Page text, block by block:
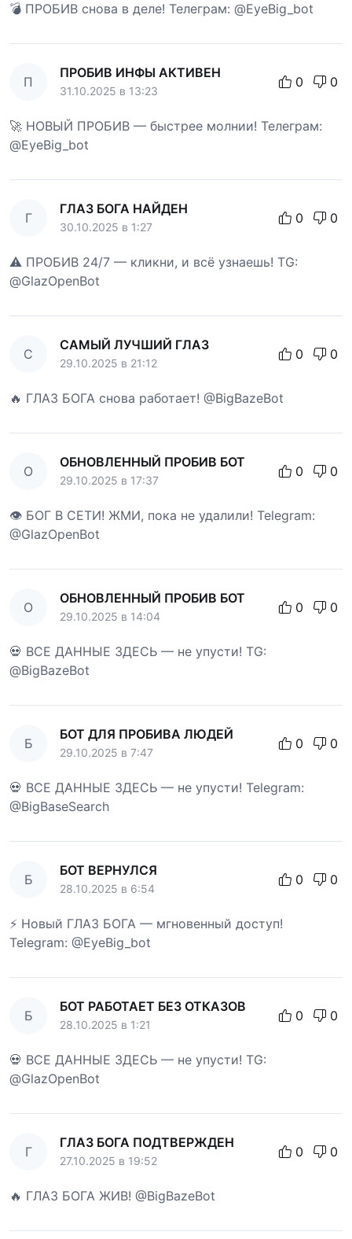
💣 ПРОБИВ снова в деле! Телеграм: @EyeBig_bot
П
ПРОБИВ ИНФЫ АКТИВЕН
31.10.2025 в 13:23
0 0
🚀 НОВЫЙ ПРОБИВ — быстрее молнии! Телеграм:
@EyeBig_bot
Г
ГЛАЗ БОГА НАЙДЕН
30.10.2025 в 1:27
0 0
⚠️ ПРОБИВ 24/7 — кликни, и всё узнаешь! TG:
@GlazOpenBot
С
САМЫЙ ЛУЧШИЙ ГЛАЗ
29.10.2025 в 21:12
0 0
🔥 ГЛАЗ БОГА снова работает! @BigBazeBot
О
ОБНОВЛЕННЫЙ ПРОБИВ БОТ
29.10.2025 в 17:37
0 0
👁 БОГ В СЕТИ! ЖМИ, пока не удалили! Telegram:
@GlazOpenBot
О
ОБНОВЛЕННЫЙ ПРОБИВ БОТ
29.10.2025 в 14:04
0 0
💀 ВСЕ ДАННЫЕ ЗДЕСЬ — не упусти! TG:
@BigBazeBot
Б
БОТ ДЛЯ ПРОБИВА ЛЮДЕЙ
29.10.2025 в 7:47
0 0
💀 ВСЕ ДАННЫЕ ЗДЕСЬ — не упусти! Telegram:
@BigBaseSearch
Б
БОТ ВЕРНУЛСЯ
28.10.2025 в 6:54
0 0
⚡ Новый ГЛАЗ БОГА — мгновенный доступ!
Telegram: @EyeBig_bot
Б
БОТ РАБОТАЕТ БЕЗ ОТКАЗОВ
28.10.2025 в 1:21
0 0
💀 ВСЕ ДАННЫЕ ЗДЕСЬ — не упусти! TG:
@GlazOpenBot
Г
ГЛАЗ БОГА ПОДТВЕРЖДЕН
27.10.2025 в 19:52
0 0
🔥 ГЛАЗ БОГА ЖИВ! @BigBazeBot